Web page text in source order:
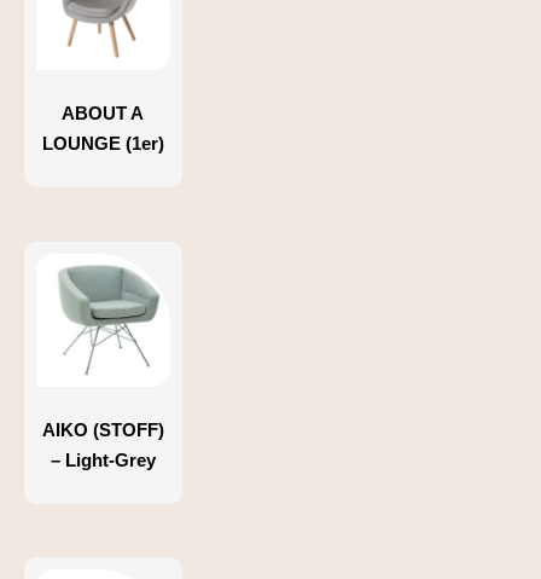
ABOUT A
LOUNGE (1er)
AIKO (STOFF)
– Light-Grey